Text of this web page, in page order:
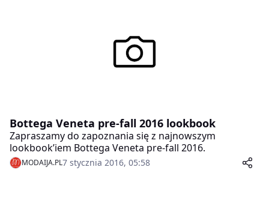
Bottega Veneta pre-fall 2016 lookbook
Zapraszamy do zapoznania się z najnowszym
lookbook’iem Bottega Veneta pre-fall 2016.
MODAIJA.PL7 stycznia 2016, 05:58